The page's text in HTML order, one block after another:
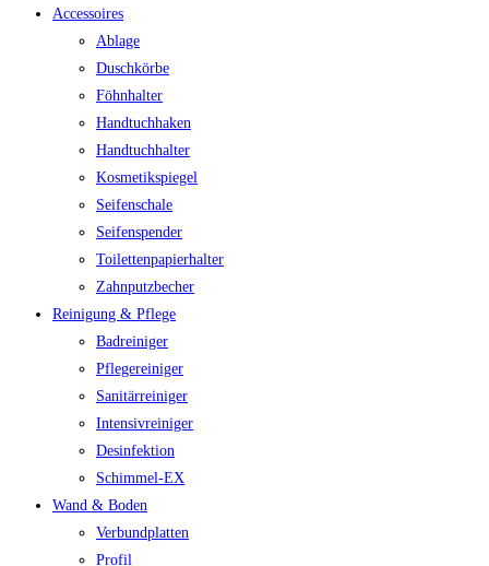
Accessoires
Ablage
Duschkörbe
Föhnhalter
Handtuchhaken
Handtuchhalter
Kosmetikspiegel
Seifenschale
Seifenspender
Toilettenpapierhalter
Zahnputzbecher
Reinigung & Pflege
Badreiniger
Pflegereiniger
Sanitärreiniger
Intensivreiniger
Desinfektion
Schimmel-EX
Wand & Boden
Verbundplatten
Profil